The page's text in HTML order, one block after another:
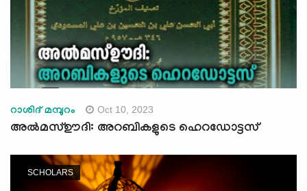
റാശിദ് മമ്പുറം Oct 10, 2023
അല്‍മസ്ഊദി: അറബികളുടെ ഹെറഡോട്ടസ്
SCHOLARS